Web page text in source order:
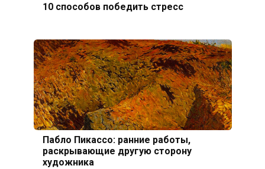
10 способов победить стресс
Пабло Пикассо: ранние работы,
раскрывающие другую сторону
художника